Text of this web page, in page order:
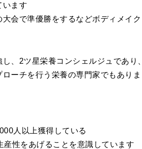
います
会で準優勝をするなどボディメイク
、2ツ星栄養コンシェルジュであり、
ーチを行う栄養の専門家でもありま
人以上獲得している
性をあげることを意識しています